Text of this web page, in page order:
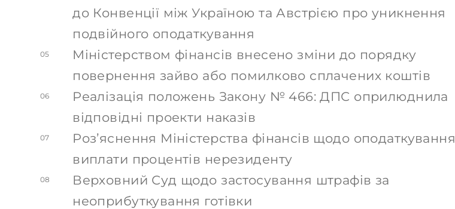
до Конвенції між Україною та Австрією про уникнення
подвійного оподаткування
05
Міністерством фінансів внесено зміни до порядку
повернення зайво або помилково сплачених коштів
06
Реалізація положень Закону № 466: ДПС оприлюднила
відповідні проекти наказів
07
Роз’яснення Міністерства фінансів щодо оподаткування
виплати процентів нерезиденту
08
Верховний Суд щодо застосування штрафів за
неоприбуткування готівки